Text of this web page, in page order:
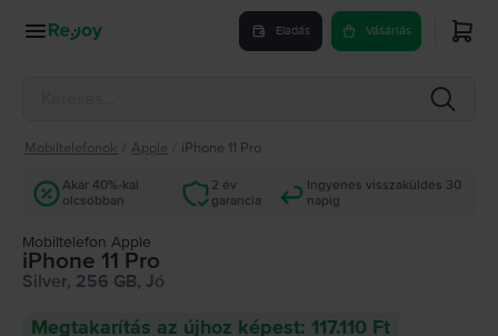
Eladás Vásárlás
Mobiltelefonok Apple iPhone 11 Pro
Akár 40%-kal
olcsóbban
2 év
garancia
Ingyenes visszaküldés 30
napig
Mobiltelefon Apple
iPhone 11 Pro
Silver, 256 GB, Jó
Megtakarítás az újhoz képest: 117.110 Ft